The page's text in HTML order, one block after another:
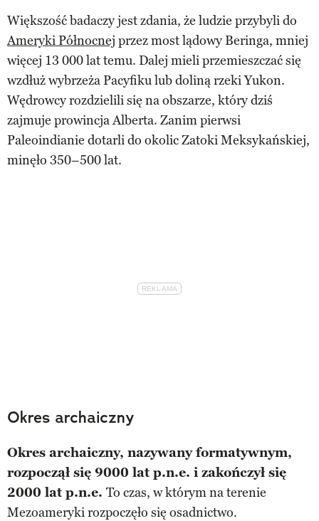
Większość badaczy jest zdania, że ludzie przybyli do
Ameryki Północnej przez most lądowy Beringa, mniej
więcej 13 000 lat temu. Dalej mieli przemieszczać się
wzdłuż wybrzeża Pacyfiku lub doliną rzeki Yukon.
Wędrowcy rozdzielili się na obszarze, który dziś
zajmuje prowincja Alberta. Zanim pierwsi
Paleoindianie dotarli do okolic Zatoki Meksykańskiej,
minęło 350–500 lat.
Okres archaiczny
Okres archaiczny, nazywany formatywnym,
rozpoczął się 9000 lat p.n.e. i zakończył się
2000 lat p.n.e. To czas, w którym na terenie
Mezoameryki rozpoczęło się osadnictwo.